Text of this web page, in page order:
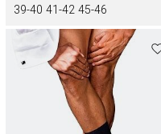
39-40 41-42 45-46